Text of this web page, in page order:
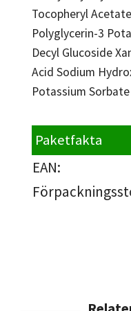
Tocopheryl
Polyglycerin-3
Decyl Glucoside
Acid Sodium
Potassium Sorbate
Paketfakta
EAN: